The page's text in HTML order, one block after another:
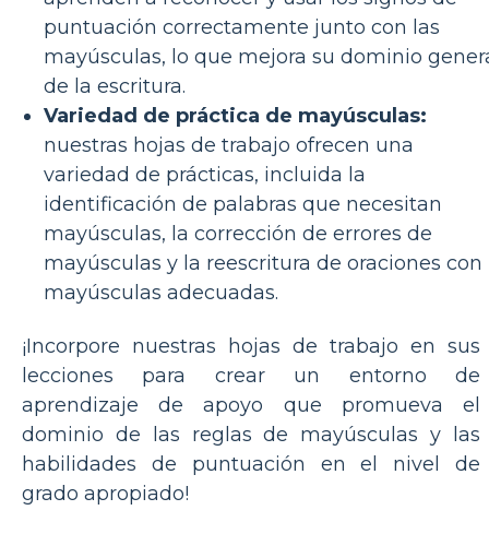
puntuación correctamente junto con las
mayúsculas, lo que mejora su dominio
de la escritura.
Variedad de práctica de mayúsculas:
nuestras hojas de trabajo ofrecen una
variedad de prácticas, incluida la
identificación de palabras que necesitan
mayúsculas, la corrección de errores de
mayúsculas y la reescritura de oraciones con
mayúsculas adecuadas.
¡Incorpore nuestras hojas de trabajo en sus
lecciones para crear un entorno de
aprendizaje de apoyo que promueva el
dominio de las reglas de mayúsculas y las
habilidades de puntuación en el nivel de
grado apropiado!